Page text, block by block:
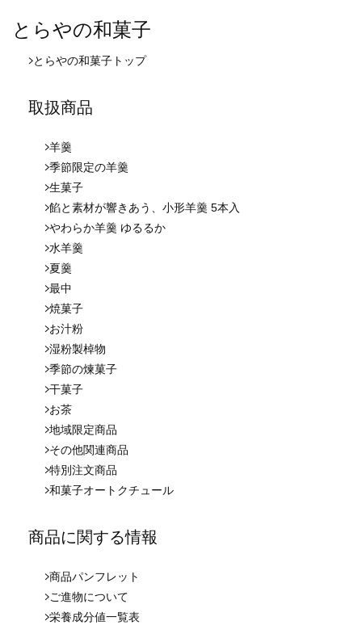
とらやの和菓子
とらやの和菓子 トップ
取扱商品
羊羹
季節限定の羊羹
生菓子
餡と素材が響きあう、小形羊羹 5本入
やわらか羊羹 ゆるるか
水羊羹
夏羹
最中
焼菓子
お汁粉
湿粉製棹物
季節の煉菓子
干菓子
お茶
地域限定商品
その他関連商品
特別注文商品
和菓子オートクチュール
商品に関する情報
商品パンフレット
ご進物について
栄養成分値一覧表